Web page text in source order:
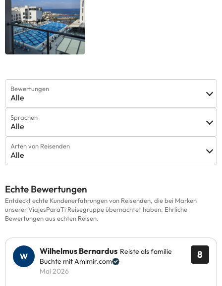
Unterkunft geändert werden. Wenn ihr Fragen habt, kontaktiert
uns.
Bewertungen
Alle
Sprachen
Alle
Arten von Reisenden
Alle
Echte Bewertungen
Entdeckt echte Kundenerfahrungen von Reisenden, die bei Marken
unserer ViajesParaTi Reisegruppe übernachtet haben. Ehrliche
Bewertungen aus echten Reisen.
8
Wilhelmus Bernardus Reiste als familie
Buchte mit Amimir.com
Mai 2026